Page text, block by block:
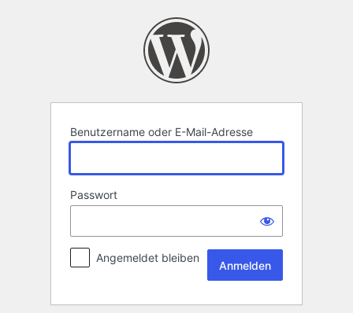
Benutzername oder E-Mail-Adresse
Passwort
Angemeldet bleiben